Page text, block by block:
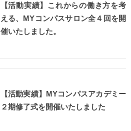
【活動実績】これからの働き方を考
える、MYコンパスサロン全４回を開
催いたしました。
【活動実績】MYコンパスアカデミー
２期修了式を開催いたしました